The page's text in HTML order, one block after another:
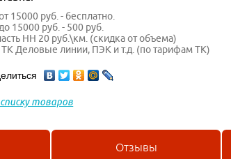
15000 руб. - бесплатно.
15000 руб. - 500 руб.
НН 20 руб.\км. (скидка от объема)
Деловые линии, ПЭК и т.д. (по тарифам ТК)
товаров
Отзывы